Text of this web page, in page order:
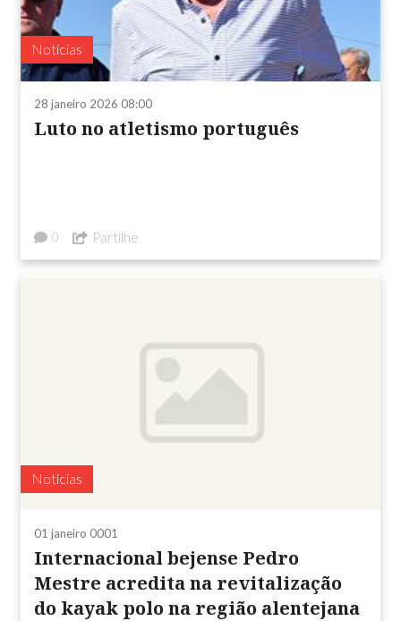
Notícias
28 janeiro 2026 08:00
Luto no atletismo português
0 Partilhe
Notícias
01 janeiro 0001
Internacional bejense Pedro
Mestre acredita na revitalização
do kayak polo na região alentejana